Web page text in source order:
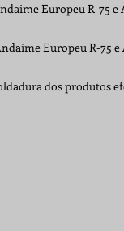
Europeu R-
Europeu R-
dos produtos